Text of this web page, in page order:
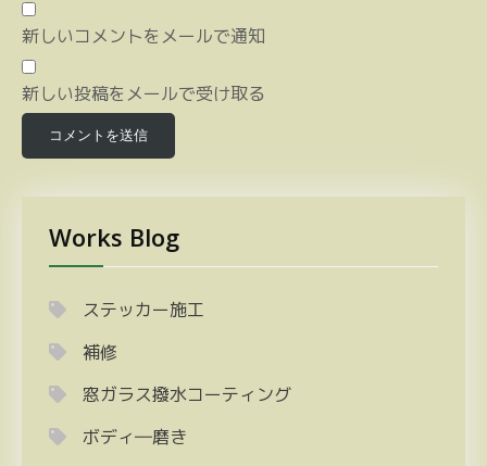
新しいコメントをメールで通知
新しい投稿をメールで受け取る
Works Blog
ステッカー施工
補修
窓ガラス撥水コーティング
ボディ―磨き